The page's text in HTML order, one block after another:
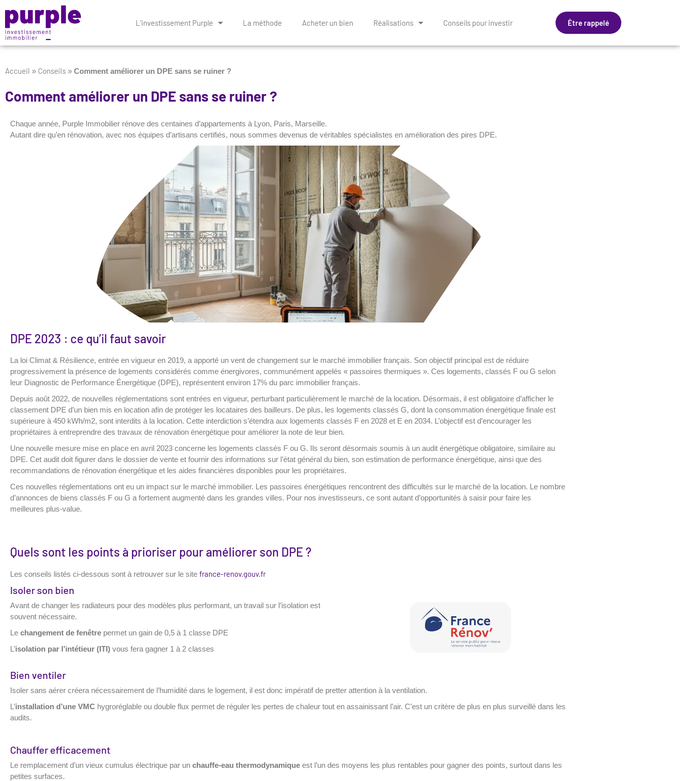
L’investissement Purple La méthode Acheter un bien Réalisations Conseils pour investir Être rappelé
Accueil » Conseils » Comment améliorer un DPE sans se ruiner ?
Comment améliorer un DPE sans se ruiner ?
Chaque année, Purple Immobilier rénove des centaines d’appartements à Lyon, Paris, Marseille.
Autant dire qu’en rénovation, avec nos équipes d’artisans certifiés, nous sommes devenus de véritables spécialistes en amélioration des pires DPE.
DPE 2023 : ce qu’il faut savoir
La loi Climat & Résilience, entrée en vigueur en 2019, a apporté un vent de changement sur le marché immobilier français. Son objectif principal est de réduire
progressivement la présence de logements considérés comme énergivores, communément appelés « passoires thermiques ». Ces logements, classés F ou G selon
leur Diagnostic de Performance Énergétique (DPE), représentent environ 17% du parc immobilier français.
Depuis août 2022, de nouvelles réglementations sont entrées en vigueur, perturbant particulièrement le marché de la location. Désormais, il est obligatoire d’afficher le
classement DPE d’un bien mis en location afin de protéger les locataires des bailleurs. De plus, les logements classés G, dont la consommation énergétique finale est
supérieure à 450 kWh/m2, sont interdits à la location. Cette interdiction s’étendra aux logements classés F en 2028 et E en 2034. L’objectif est d’encourager les
propriétaires à entreprendre des travaux de rénovation énergétique pour améliorer la note de leur bien.
Une nouvelle mesure mise en place en avril 2023 concerne les logements classés F ou G. Ils seront désormais soumis à un audit énergétique obligatoire, similaire au
DPE. Cet audit doit figurer dans le dossier de vente et fournir des informations sur l’état général du bien, son estimation de performance énergétique, ainsi que des
recommandations de rénovation énergétique et les aides financières disponibles pour les propriétaires.
Ces nouvelles réglementations ont eu un impact sur le marché immobilier. Les passoires énergétiques rencontrent des difficultés sur le marché de la location. Le nombre
d’annonces de biens classés F ou G a fortement augmenté dans les grandes villes. Pour nos investisseurs, ce sont autant d’opportunités à saisir pour faire les
meilleures plus-value.
Quels sont les points à prioriser pour améliorer son DPE ?
Les conseils listés ci-dessous sont à retrouver sur le site france-renov.gouv.fr
Isoler son bien
Avant de changer les radiateurs pour des modèles plus performant, un travail sur l’isolation est
souvent nécessaire.
Le changement de fenêtre permet un gain de 0,5 à 1 classe DPE
L’isolation par l’intétieur (ITI) vous fera gagner 1 à 2 classes
Bien ventiler
Isoler sans aérer créera nécessairement de l’humidité dans le logement, il est donc impératif de pretter attention à la ventilation.
L’installation d’une VMC hygroréglable ou double flux permet de réguler les pertes de chaleur tout en assainissant l’air. C’est un critère de plus en plus surveillé dans les
audits.
Chauffer efficacement
Le remplacement d’un vieux cumulus électrique par un chauffe-eau thermodynamique est l’un des moyens les plus rentables pour gagner des points, surtout dans les
petites surfaces.